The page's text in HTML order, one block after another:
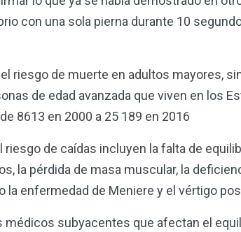
con una sola pierna durante 10
riesgo de muerte en adultos mayores,
de edad avanzada que viven en los
8613 en 2000 a 25 189 en 2016
de caídas incluyen la falta de
la pérdida de masa muscular, la
la enfermedad de Meniere y el vértigo
médicos subyacentes que afectan el